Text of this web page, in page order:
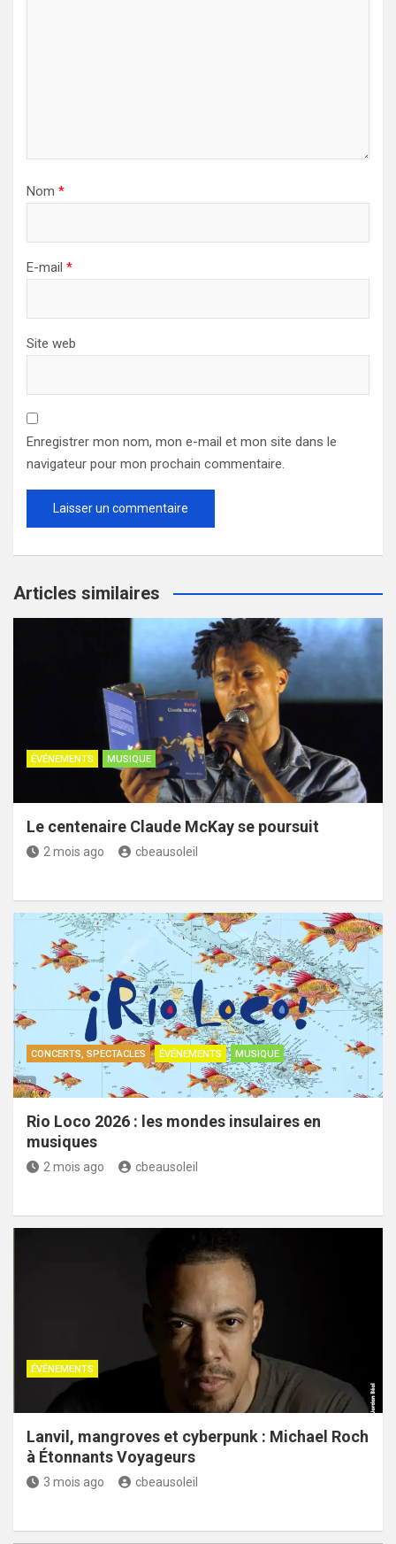
Nom *
E-mail *
Site web
Enregistrer mon nom, mon e-mail et mon site dans le
navigateur pour mon prochain commentaire.
Articles similaires
ÉVÉNEMENTS MUSIQUE
Le centenaire Claude McKay se poursuit
2 mois ago cbeausoleil
CONCERTS, SPECTACLES ÉVÉNEMENTS MUSIQUE
Rio Loco 2026 : les mondes insulaires en
musiques
2 mois ago cbeausoleil
ÉVÉNEMENTS
Lanvil, mangroves et cyberpunk : Michael Roch
à Étonnants Voyageurs
3 mois ago cbeausoleil